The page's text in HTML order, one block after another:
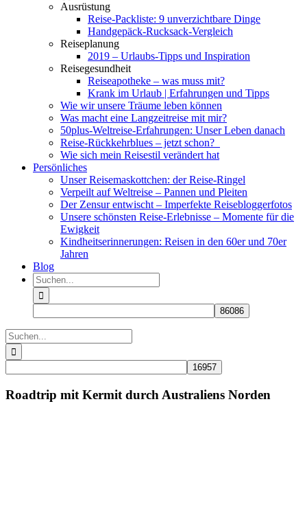
Ausrüstung
Reise-Packliste: 9 unverzichtbare Dinge
Handgepäck-Rucksack-Vergleich
Reiseplanung
2019 – Urlaubs-Tipps und Inspiration
Reisegesundheit
Reiseapotheke – was muss mit?
Krank im Urlaub | Erfahrungen und Tipps
Wie wir unsere Träume leben können
Was macht eine Langzeitreise mit mir?
50plus-Weltreise-Erfahrungen: Unser Leben danach
Reise-Rückkehrblues – jetzt schon?
Wie sich mein Reisestil verändert hat
Persönliches
Unser Reisemaskottchen: der Reise-Ringel
Verpeilt auf Weltreise – Pannen und Pleiten
Der Zensur entwischt – Imperfekte Reisebloggerfotos
Unsere schönsten Reise-Erlebnisse – Momente für die
Ewigkeit
Kindheitserinnerungen: Reisen in den 60er und 70er
Jahren
Blog
Suche
nach:
Suche
nach:
Roadtrip mit Kermit durch Australiens Norden